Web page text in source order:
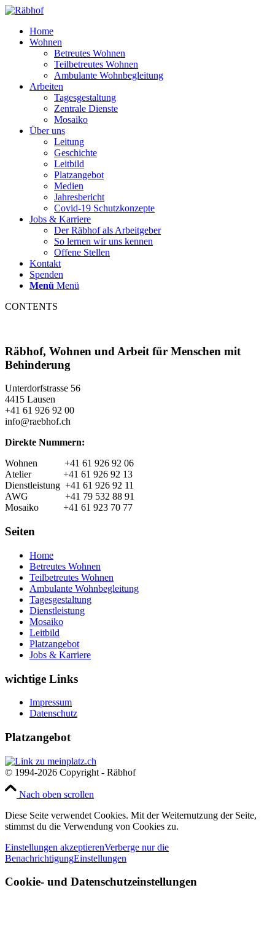
Home
Wohnen
Betreutes Wohnen
Teilbetreutes Wohnen
Ambulante Wohnbegleitung
Arbeiten
Tagesgestaltung
Zentrale Dienste
Mosaiko
Über uns
Leitung
Geschichte
Leitbild
Platzangebot
Medien
Jahresbericht
Covid-19 Schutzkonzepte
Jobs & Karriere
Der Räbhof als Arbeitgeber
So lernen wir uns kennen
Offene Stellen
Kontakt
Spenden
Menü Menü
CONTENTS
Räbhof, Wohnen und Arbeit für Menschen mit
Behinderung
Unterdorfstrasse 56
4415 Lausen
+41 61 926 92 00
info@raebhof.ch
Direkte Nummern:
Wohnen +41 61 926 92 06
Atelier +41 61 926 92 13
Dienstleistung +41 61 926 92 11
AWG +41 79 532 88 91
Mosaiko +41 61 923 70 77
Seiten
Home
Betreutes Wohnen
Teilbetreutes Wohnen
Ambulante Wohnbegleitung
Tagesgestaltung
Dienstleistung
Mosaiko
Leitbild
Platzangebot
Jobs & Karriere
wichtige Links
Impressum
Datenschutz
Platzangebot
© 1994-2026 Copyright - Räbhof
Nach oben scrollen
Diese Seite verwendet Cookies. Mit der Weiternutzung der Seite,
stimmst du die Verwendung von Cookies zu.
Einstellungen akzeptierenVerberge nur die
BenachrichtigungEinstellungen
Cookie- und Datenschutzeinstellungen